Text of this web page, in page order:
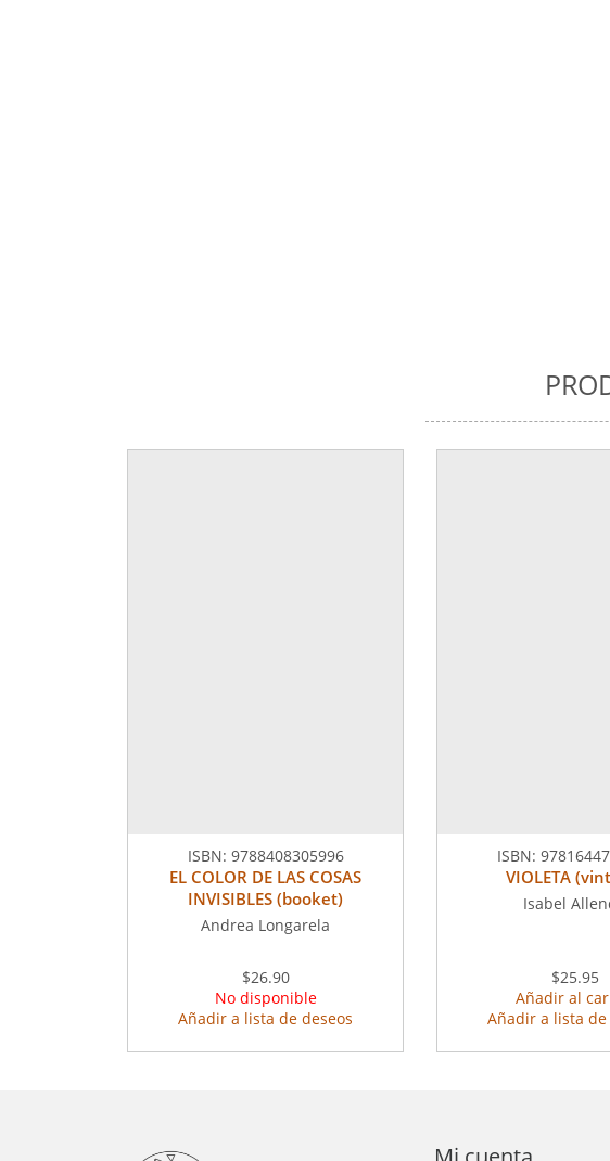
ISBN: 9788408305996
EL COLOR DE LAS COSAS
INVISIBLES (booket)
Andrea Longarela
$26.90
No disponible
Añadir a lista de deseos
ISBN:
VIOLETA
Isabel
$25.95
Añadir al
Añadir a lista de